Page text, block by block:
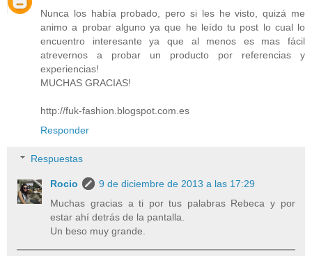
Nunca los había probado, pero si les he visto, quizá me
animo a probar alguno ya que he leído tu post lo cual lo
encuentro interesante ya que al menos es mas fácil
atrevernos a probar un producto por referencias y
experiencias!
MUCHAS GRACIAS!
http://fuk-fashion.blogspot.com.es
Responder
Respuestas
Rocio
9 de diciembre de 2013 a las 17:29
Muchas gracias a ti por tus palabras Rebeca y por
estar ahí detrás de la pantalla.
Un beso muy grande.